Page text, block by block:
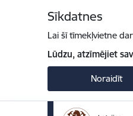
Sīkdatnes
Lai šī tīmekļvietne
Lūdzu, atzīmējiet
Noraidīt